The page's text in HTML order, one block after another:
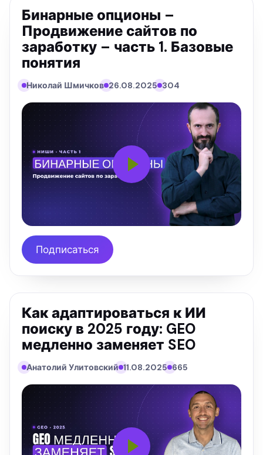
Бинарные опционы –
Продвижение сайтов по
заработку – часть 1. Базовые
понятия
Николай Шмичков 26.08.2025 304
Подписаться
Как адаптироваться к ИИ
поиску в 2025 году: GEO
медленно заменяет SEO
Анатолий Улитовский 11.08.2025 665